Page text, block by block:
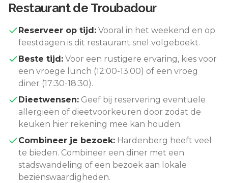
Restaurant de Troubadour
Reserveer op tijd: Vooral in het weekend en op
feestdagen is dit restaurant snel volgeboekt.
Beste tijd: Voor een rustigere ervaring, kies voor
een vroege lunch (12:00-13:00) of een vroeg
diner (17:30-18:30).
Dieetwensen: Geef bij reservering eventuele
allergieën of dieetvoorkeuren door zodat de
keuken hier rekening mee kan houden.
Combineer je bezoek: Hardenberg heeft veel
te bieden. Combineer een diner met een
stadswandeling of een bezoek aan lokale
bezienswaardigheden.